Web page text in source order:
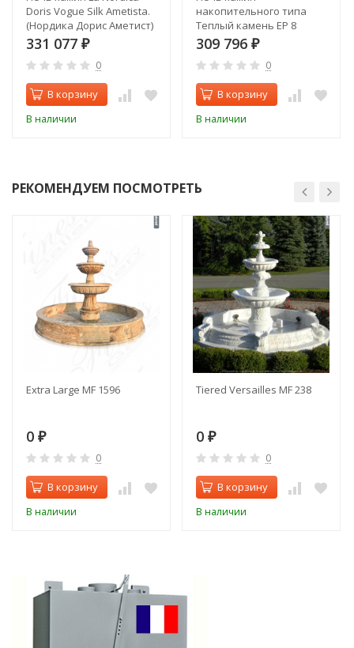
Doris Vogue Silk Ametista.
(Нордика Дорис Аметист)
331 077 ₽
0
В корзину
В наличии
накопительного типа
Теплый камень EP 8
309 796 ₽
0
В корзину
В наличии
РЕКОМЕНДУЕМ ПОСМОТРЕТЬ
Extra Large MF 1596
0 ₽
0
В корзину
В наличии
Tiered Versailles MF 238
0 ₽
0
В корзину
В наличии